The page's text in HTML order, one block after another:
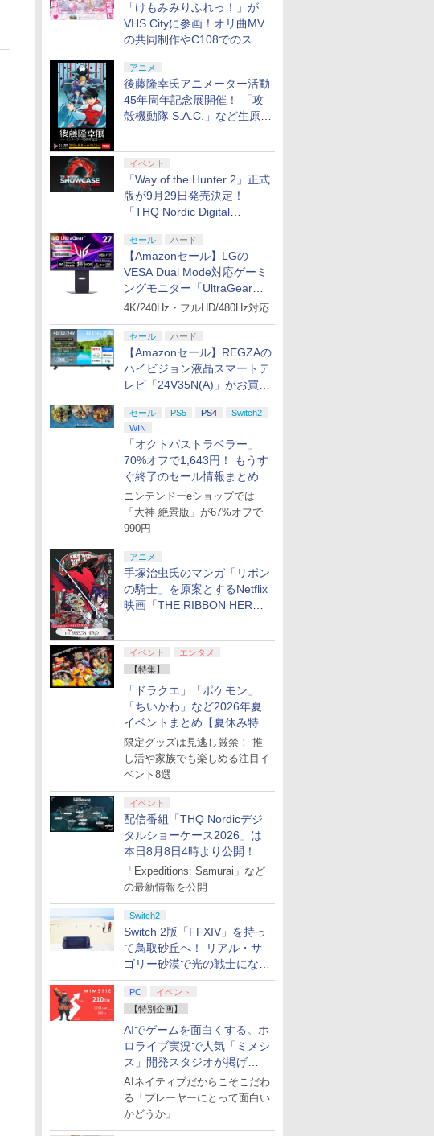
「けもみみりふれっ！」が
VHS Cityに参画！オリ曲MV
の共同制作やC108でのスペ
シャルコラボ広告を掲出
アニメ
後藤隆幸氏アニメーター活動
45年周年記念展開催！ 「攻
殻機動隊 S.A.C.」など生原
イベント
「Way of the Hunter 2」正式
版が9月29日発売決定！
「THQ Nordic Digital
Showcase 2026」まとめ
セール ハード
【Amazonセール】LGの
VESA Dual Mode対応ゲーミ
ングモニター「UltraGear
27G850A-B」がお買い得！
4K/240Hz・フルHD/480Hz対応
セール ハード
【Amazonセール】REGZAの
ハイビジョン液晶スマートテ
レビ「24V35N(A)」がお買い
得！
セール PS5 PS4
Switch2
WIN
「オクトパストラベラー」
70%オフで1,643円！ もうす
ぐ終了のセール情報まとめ
【8月8日更新】
ニンテンドーeショップでは
「大神 絶景版」が67%オフで
990円
アニメ
手塚治虫氏のマンガ「リボン
の騎士」を原案とするNetflix
映画「THE RIBBON HERO
イベント
エンタメ
【特集】
「ドラクエ」「ポケモン」
「ちいかわ」など2026年夏
イベントまとめ【夏休み特
集】
限定グッズは見逃し厳禁！ 推
し活や家族でも楽しめる注目イ
ベント8選
イベント
配信番組「THQ Nordicデジ
タルショーケース2026」は
本日8月8日4時より公開！
「Expeditions: Samurai」など
の最新情報を公開
Switch2
Switch 2版「FFXIV」を持っ
て鳥取砂丘へ！ リアル・サ
ゴリー砂漠で光の戦士になっ
てみた
PC
イベント
【特別企画】
AIでゲームを面白くする。ホ
ロライブ実況で人気「ミメシ
ス」開発スタジオが掲げ
る“AI活用の信念”とは？【講
演レポート】
AIネイティブだからこそこだわ
る「プレーヤーにとって面白い
かどうか」